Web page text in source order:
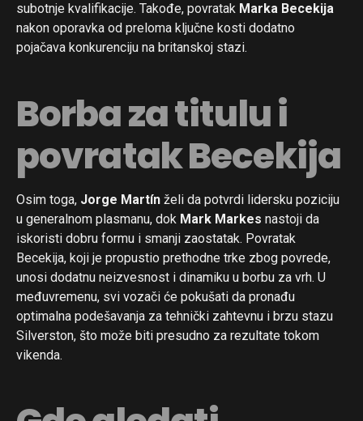
subotnje kvalifikacije. Takođe, povratak Marka Becekija
nakon oporavka od preloma ključne kosti dodatno
pojačava konkurenciju na britanskoj stazi.
Borba za titulu i
povratak Becekija
Osim toga, Jorge Martín želi da potvrdi lidersku poziciju
u generalnom plasmanu, dok Mark Markes nastoji da
iskoristi dobru formu i smanji zaostatak. Povratak
Becekija, koji je propustio prethodne trke zbog povrede,
unosi dodatnu neizvesnost i dinamiku u borbu za vrh. U
međuvremenu, svi vozači će pokušati da pronađu
optimalna podešavanja za tehnički zahtevnu i brzu stazu
Silverston, što može biti presudno za rezultate tokom
vikenda.